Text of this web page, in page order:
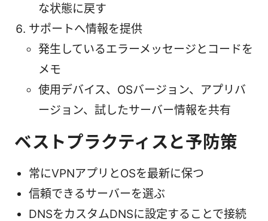
な状態に戻す
サポートへ情報を提供
発生しているエラーメッセージとコードを
メモ
使用デバイス、OSバージョン、アプリバ
ージョン、試したサーバー情報を共有
ベストプラクティスと予防策
常にVPNアプリとOSを最新に保つ
信頼できるサーバーを選ぶ
DNSをカスタムDNSに設定することで接続